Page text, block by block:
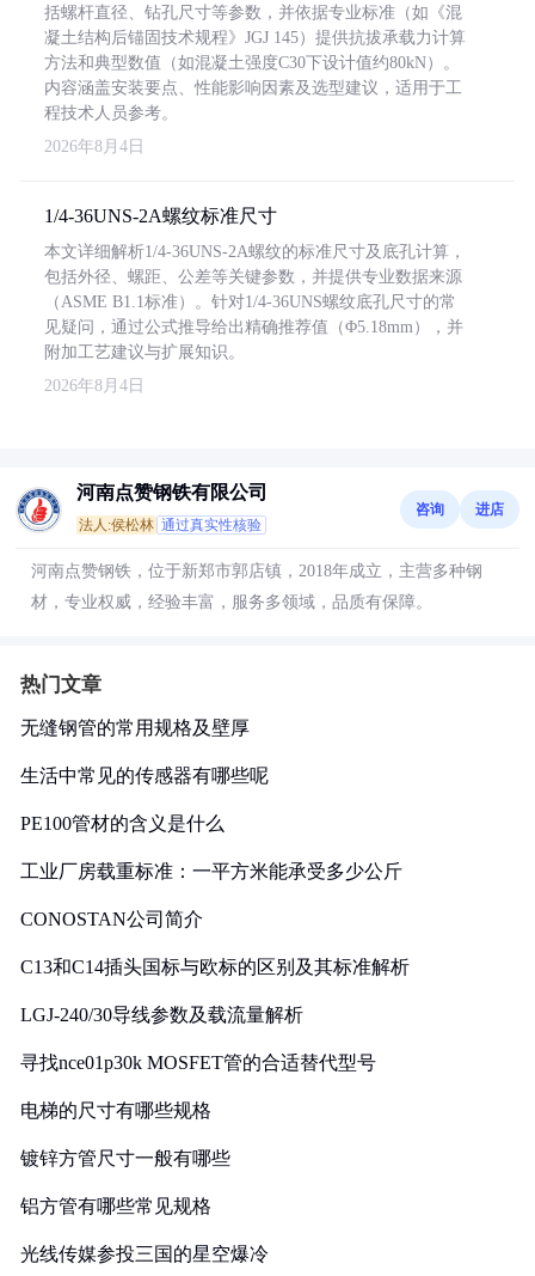
括螺杆直径、钻孔尺寸等参数，并依据专业标准（如《混
凝土结构后锚固技术规程》JGJ 145）提供抗拔承载力计算
方法和典型数值（如混凝土强度C30下设计值约80kN）。
内容涵盖安装要点、性能影响因素及选型建议，适用于工
程技术人员参考。
2026年8月4日
1/4-36UNS-2A螺纹标准尺寸
本文详细解析1/4-36UNS-2A螺纹的标准尺寸及底孔计算，
包括外径、螺距、公差等关键参数，并提供专业数据来源
（ASME B1.1标准）。针对1/4-36UNS螺纹底孔尺寸的常
见疑问，通过公式推导给出精确推荐值（Φ5.18mm），并
附加工艺建议与扩展知识。
2026年8月4日
河南点赞钢铁有限公司
法人:侯松林 通过真实性核验
咨询 进店
河南点赞钢铁，位于新郑市郭店镇，2018年成立，主营多种钢
材，专业权威，经验丰富，服务多领域，品质有保障。
热门文章
无缝钢管的常用规格及壁厚
生活中常见的传感器有哪些呢
PE100管材的含义是什么
工业厂房载重标准：一平方米能承受多少公斤
CONOSTAN公司简介
C13和C14插头国标与欧标的区别及其标准解析
LGJ-240/30导线参数及载流量解析
寻找nce01p30k MOSFET管的合适替代型号
电梯的尺寸有哪些规格
镀锌方管尺寸一般有哪些
铝方管有哪些常见规格
光线传媒参投三国的星空爆冷